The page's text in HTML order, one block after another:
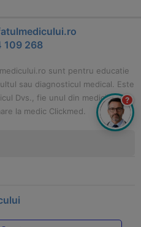
109 268
sunt pentru educatie
sau diagnosticul medical. Este
Dvs., fie unul din medicii
la medic Clickmed.
?